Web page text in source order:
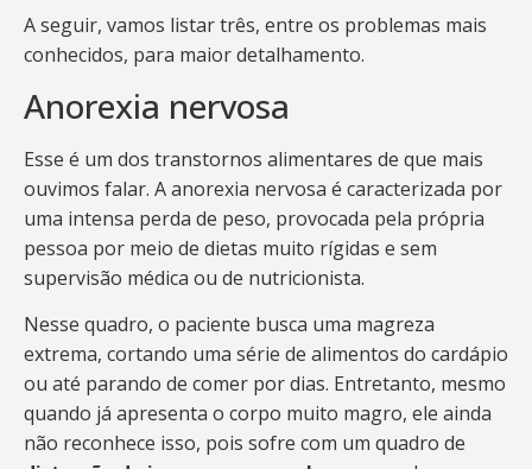
A seguir, vamos listar três, entre os problemas mais
conhecidos, para maior detalhamento.
Anorexia nervosa
Esse é um dos transtornos alimentares de que mais
ouvimos falar. A anorexia nervosa é caracterizada por
uma intensa perda de peso, provocada pela própria
pessoa por meio de dietas muito rígidas e sem
supervisão médica ou de nutricionista.
Nesse quadro, o paciente busca uma magreza
extrema, cortando uma série de alimentos do cardápio
ou até parando de comer por dias. Entretanto, mesmo
quando já apresenta o corpo muito magro, ele ainda
não reconhece isso, pois sofre com um quadro de